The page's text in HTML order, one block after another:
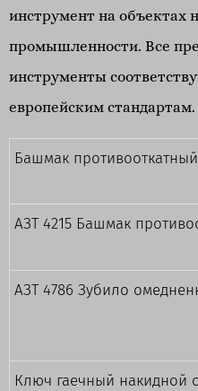
инструмент на объектах
промышленности. Все
инструменты
европейским
Башмак
АЗТ 4215 Башмак
АЗТ 4786 Зубило
Ключ гаечный